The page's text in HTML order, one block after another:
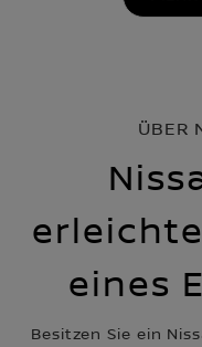
ÜBER
eines
Besitzen Sie ein